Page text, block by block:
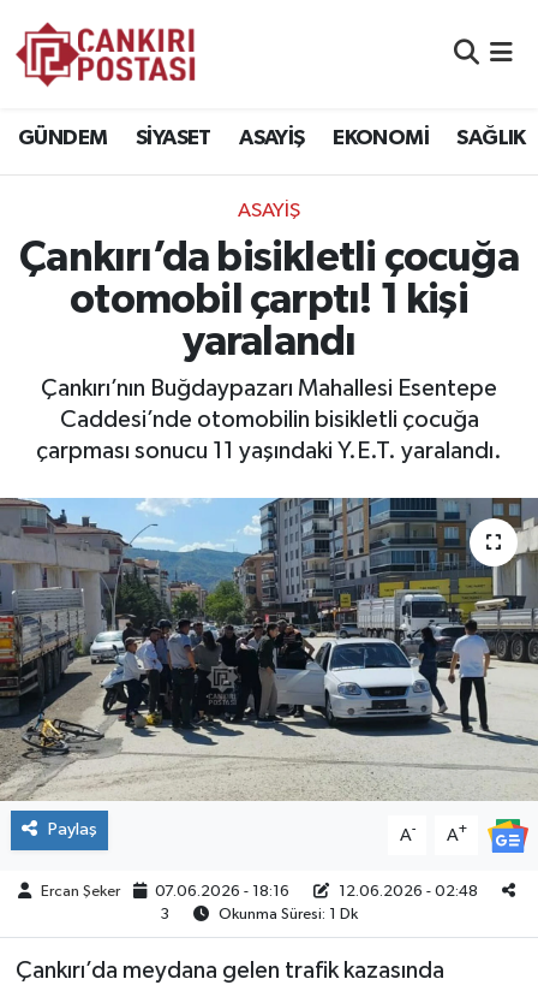
GÜNDEM SİYASET ASAYİŞ EKONOMİ SAĞLIK
ASAYİŞ
Çankırı’da bisikletli çocuğa
otomobil çarptı! 1 kişi
yaralandı
Çankırı’nın Buğdaypazarı Mahallesi Esentepe
Caddesi’nde otomobilin bisikletli çocuğa
çarpması sonucu 11 yaşındaki Y.E.T. yaralandı.
Paylaş A- A+
Ercan Şeker 07.06.2026 - 18:16
12.06.2026 - 02:48
3
Okunma Süresi: 1 Dk
Çankırı’da meydana gelen trafik kazasında
EKONOMİ
SPOR
EĞİTİM
YAŞAM
ÇEVRE
İLÇELER
RESMİ İLANLAR
KÜLTÜR
TURİZM
MAGAZİN
Trafik Durumu
Süper Lig Puan Durumu ve Fikstür
Tüm Manşetler
Son Dakika Haberleri
Haber Arşivi